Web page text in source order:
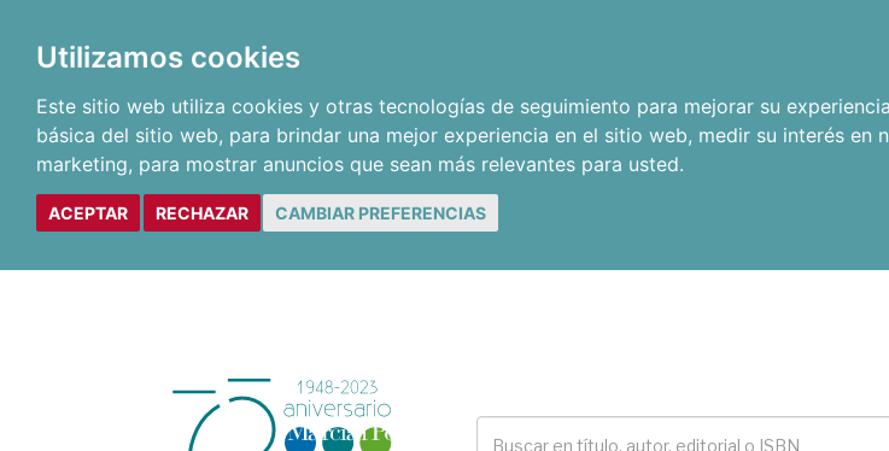
Utilizamos cookies
Este sitio web utiliza cookies y otras tecnologías de seguimiento para mejorar su
básica del sitio web, para brindar una mejor experiencia en el sitio web, medir su interés en
marketing, para mostrar anuncios que sean más relevantes para usted.
ACEPTAR RECHAZAR CAMBIAR PREFERENCIAS